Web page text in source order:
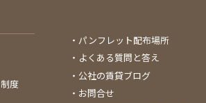
度
パンフレット配布場所
よくある質問と答え
公社の賃貸ブログ
お問合せ